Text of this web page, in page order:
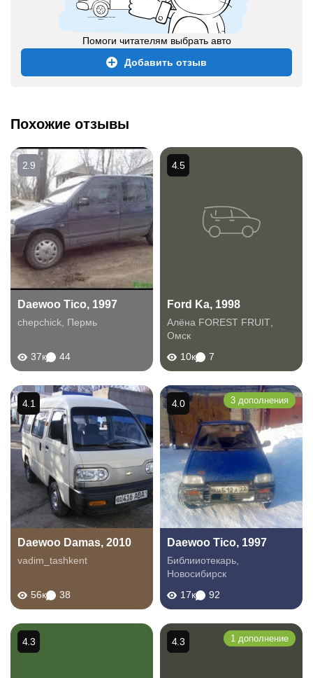
Помоги читателям выбрать авто
Добавить отзыв
Похожие отзывы
Daewoo Tico, 1997
chepchick Пермь
37к 44
2.9
Ford Ka, 1998
Алёна FOREST FRUIT
Омск
10к
7
4.5
Daewoo Damas, 2010
vadim_tashkent
56к 38
4.1
Daewoo Tico, 1997
Библииотекарь
Новосибирск
17к
92
4.0 3 дополнения
4.3 4.3 1 дополнение